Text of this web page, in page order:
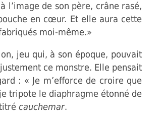
l’image de son père, crâne rasé,
en cœur. Et elle aura cette
moi-même.»
jeu qui, à son époque, pouvait
ce monstre. Elle pensait
: « Je m’efforce de croire que
tripote le diaphragme étonné de
cauchemar.